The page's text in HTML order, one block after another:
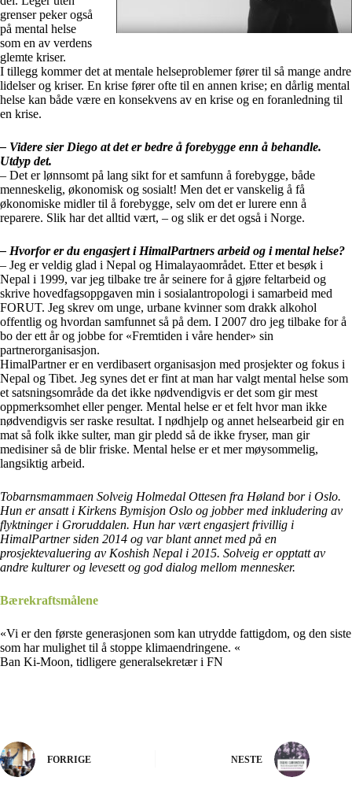
grenser peker også
på mental helse
som en av verdens
glemte kriser.
I tillegg kommer det at mentale helseproblemer fører til så mange andre
lidelser og kriser. En krise fører ofte til en annen krise; en dårlig mental
helse kan både være en konsekvens av en krise og en foranledning til
en krise.
– Videre sier Diego at det er bedre å forebygge enn å behandle.
Utdyp det.
– Det er lønnsomt på lang sikt for et samfunn å forebygge, både
menneskelig, økonomisk og sosialt! Men det er vanskelig å få
økonomiske midler til å forebygge, selv om det er lurere enn å
reparere. Slik har det alltid vært, – og slik er det også i Norge.
– Hvorfor er du engasjert i HimalPartners arbeid og i mental helse?
– Jeg er veldig glad i Nepal og Himalayaområdet. Etter et besøk i
Nepal i 1999, var jeg tilbake tre år seinere for å gjøre feltarbeid og
skrive hovedfagsoppgaven min i sosialantropologi i samarbeid med
FORUT. Jeg skrev om unge, urbane kvinner som drakk alkohol
offentlig og hvordan samfunnet så på dem. I 2007 dro jeg tilbake for å
bo der ett år og jobbe for «Fremtiden i våre hender» sin
partnerorganisasjon.
HimalPartner er en verdibasert organisasjon med prosjekter og fokus i
Nepal og Tibet. Jeg synes det er fint at man har valgt mental helse som
et satsningsområde da det ikke nødvendigvis er det som gir mest
oppmerksomhet eller penger. Mental helse er et felt hvor man ikke
nødvendigvis ser raske resultat. I nødhjelp og annet helsearbeid gir en
mat så folk ikke sulter, man gir pledd så de ikke fryser, man gir
medisiner så de blir friske. Mental helse er et mer møysommelig,
langsiktig arbeid.
Tobarnsmammaen Solveig Holmedal Ottesen fra Høland bor i Oslo.
Hun er ansatt i Kirkens Bymisjon Oslo og jobber med inkludering av
flyktninger i Groruddalen. Hun har vært engasjert frivillig i
HimalPartner siden 2014 og var blant annet med på en
prosjektevaluering av Koshish Nepal i 2015. Solveig er opptatt av
andre kulturer og levesett og god dialog mellom mennesker.
Bærekraftsmålene
«Vi er den første generasjonen som kan utrydde fattigdom, og den siste
som har mulighet til å stoppe klimaendringene. «
Ban Ki-Moon, tidligere generalsekretær i FN
FORRIGE NESTE